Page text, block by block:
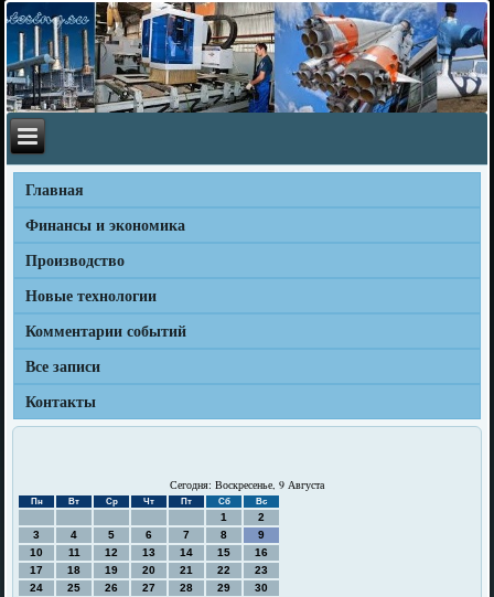
Главная
Финансы и экономика
Производство
Новые технологии
Комментарии событий
Все записи
Контакты
Сегодня: Воскресенье, 9 Августа
Пн Вт Ср Чт Пт Сб Вс
1
2
3
4 5 6 7 8
9
10
11 12 13 14 15
16
17
18 19 20 21 22
23
24
25 26 27 28 29
30